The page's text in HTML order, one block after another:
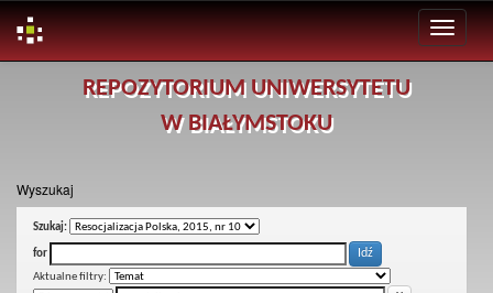
REPOZYTORIUM UNIWERSYTETU
W BIAŁYMSTOKU
Wyszukaj
Szukaj:
for
Aktualne filtry: